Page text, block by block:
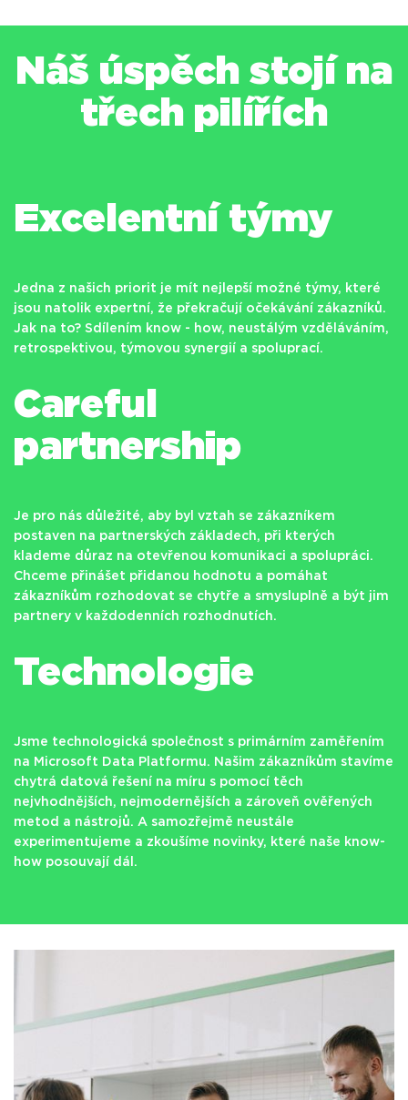
Náš úspěch stojí na
třech pilířích
Excelentní týmy
Jedna z našich priorit je mít nejlepší možné týmy, které
jsou natolik expertní, že překračují očekávání zákazníků.
Jak na to? Sdílením know - how, neustálým vzděláváním,
retrospektivou, týmovou synergií a spoluprací.
Careful
partnership
Je pro nás důležité, aby byl vztah se zákazníkem
postaven na partnerských základech, při kterých
klademe důraz na otevřenou komunikaci a spolupráci.
Chceme přinášet přidanou hodnotu a pomáhat
zákazníkům rozhodovat se chytře a smysluplně a být jim
partnery v každodenních rozhodnutích.
Technologie
Jsme technologická společnost s primárním zaměřením
na Microsoft Data Platformu. Našim zákazníkům stavíme
chytrá datová řešení na míru s pomocí těch
nejvhodnějších, nejmodernějších a zároveň ověřených
metod a nástrojů. A samozřejmě neustále
experimentujeme a zkoušíme novinky, které naše know-
how posouvají dál.